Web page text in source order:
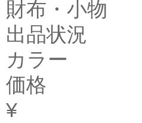
財布・小物
出品状況
カラー
価格
¥